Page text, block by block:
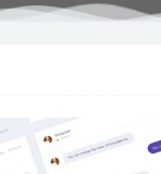
04-06